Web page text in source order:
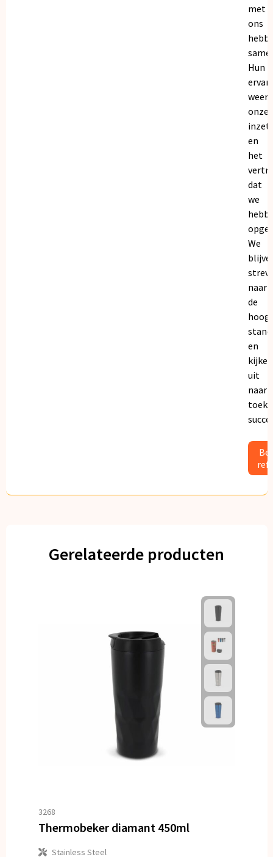
met
ons
Hun
onze
inzet
en
het
dat
we
We
naar
de
en
kijken
uit
naar
Gerelateerde producten
3268
Thermobeker diamant 450ml
Stainless Steel